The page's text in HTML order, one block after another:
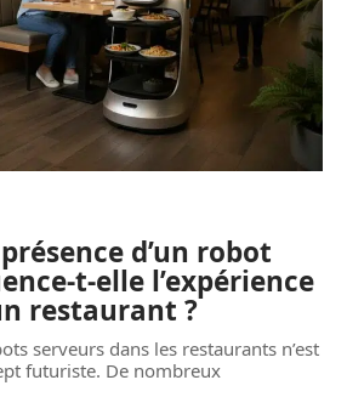
d’un robot
t-elle l’expérience
restaurant ?
serveurs dans les restaurants n’est
futuriste. De nombreux